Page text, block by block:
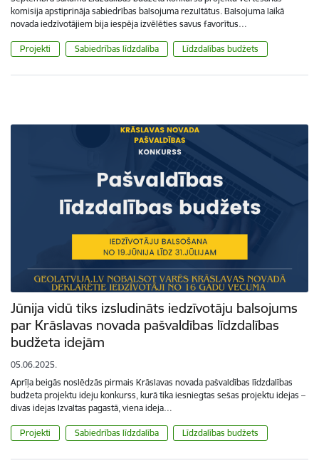
komisija apstiprināja sabiedrības balsojuma rezultātus. Balsojuma laikā
novada iedzīvotājiem bija iespēja izvēlēties savus favorītus…
Projekti Sabiedrības līdzdalība Līdzdalības budžets
Jūnija vidū tiks izsludināts iedzīvotāju balsojums
par Krāslavas novada pašvaldības līdzdalības
budžeta idejām
05.06.2025.
Aprīļa beigās noslēdzās pirmais Krāslavas novada pašvaldības līdzdalības
budžeta projektu ideju konkurss, kurā tika iesniegtas sešas projektu idejas –
divas idejas Izvaltas pagastā, viena ideja…
Projekti Sabiedrības līdzdalība Līdzdalības budžets